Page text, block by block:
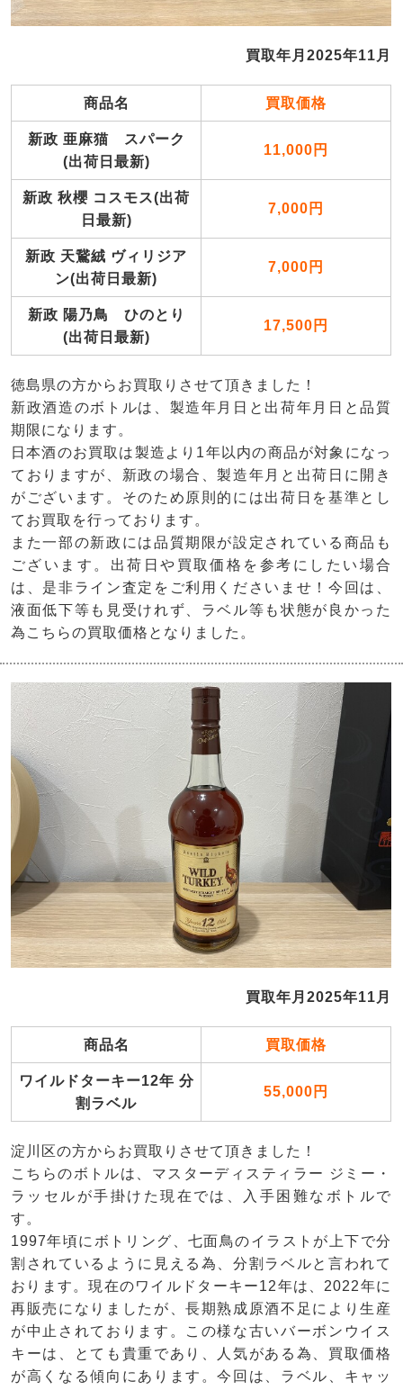
買取年月2025年11月
商品名 買取価格
新政 亜麻猫 スパーク
(出荷日最新)
11,000円
新政 秋櫻 コスモス(出荷
日最新)
7,000円
新政 天鵞絨 ヴィリジア
ン(出荷日最新)
7,000円
新政 陽乃鳥 ひのとり
(出荷日最新)
17,500円
徳島県の方からお買取りさせて頂きました！
新政酒造のボトルは、製造年月日と出荷年月日と品質
期限になります。
日本酒のお買取は製造より1年以内の商品が対象になっ
ておりますが、新政の場合、製造年月と出荷日に開き
がございます。そのため原則的には出荷日を基準とし
てお買取を行っております。
また一部の新政には品質期限が設定されている商品も
ございます。出荷日や買取価格を参考にしたい場合
は、是非ライン査定をご利用くださいませ！今回は、
液面低下等も見受けれず、ラベル等も状態が良かった
為こちらの買取価格となりました。
買取年月2025年11月
商品名 買取価格
ワイルドターキー12年 分
割ラベル
55,000円
淀川区の方からお買取りさせて頂きました！
こちらのボトルは、マスターディスティラー ジミー・
ラッセルが手掛けた現在では、入手困難なボトルで
す。
1997年頃にボトリング、七面鳥のイラストが上下で分
割されているように見える為、分割ラベルと言われて
おります。現在のワイルドターキー12年は、2022年に
再販売になりましたが、長期熟成原酒不足により生産
が中止されております。この様な古いバーボンウイス
キーは、とても貴重であり、人気がある為、買取価格
が高くなる傾向にあります。今回は、ラベル、キャッ